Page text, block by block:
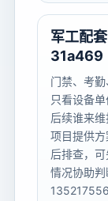
军工配
31a469
门禁、考
只看设备
后续谁来
项目提供
后排查，
情况协助判